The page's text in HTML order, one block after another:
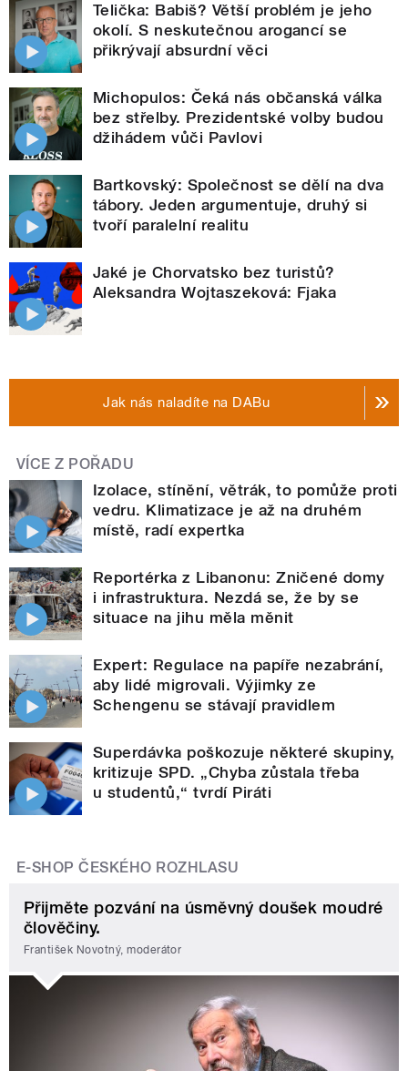
Telička: Babiš? Větší problém je jeho
okolí. S neskutečnou arogancí se
přikrývají absurdní věci
Michopulos: Čeká nás občanská válka
bez střelby. Prezidentské volby budou
džihádem vůči Pavlovi
Bartkovský: Společnost se dělí na dva
tábory. Jeden argumentuje, druhý si
tvoří paralelní realitu
Jaké je Chorvatsko bez turistů?
Aleksandra Wojtaszeková: Fjaka
Jak nás naladíte na DABu
VÍCE Z POŘADU
Izolace, stínění, větrák, to pomůže proti
vedru. Klimatizace je až na druhém
místě, radí expertka
Reportérka z Libanonu: Zničené domy
i infrastruktura. Nezdá se, že by se
situace na jihu měla měnit
Expert: Regulace na papíře nezabrání,
aby lidé migrovali. Výjimky ze
Schengenu se stávají pravidlem
Superdávka poškozuje některé skupiny,
kritizuje SPD. „Chyba zůstala třeba
u studentů,“ tvrdí Piráti
E-SHOP ČESKÉHO ROZHLASU
Přijměte pozvání na úsměvný doušek moudré
člověčiny.
František Novotný, moderátor